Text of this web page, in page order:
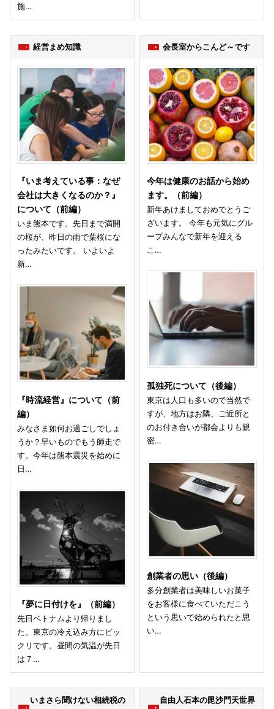
施…
経営まめ知識
『いま考えている事：なぜ
会社は大きくなるのか？』
について（前編）
いま熊本です。先日まで満開
の桜が、昨日の雨で葉桜にな
ったみたいです。 いよいよ
新…
『時流経営』について（前
編）
みなさま如何お過ごしでしょ
うか？早いものでもう師走で
す。今年は熊本震災を始めに
日…
『夢に日付けを』（前編）
先日ベトナムより帰りまし
た。東京の冷え込み方にビッ
クリです。昼間の気温が先日
は７…
会長室からこんど～です
今年は健康のお話から始め
ます。（前編）
新年あけましておめでとうご
ざいます。 今年も元気にグル
ープみんなで新年を迎える
こ…
孤独死について（後編）
東京は人口も多いので当然で
すが、地方はお隣、ご近所と
のお付き合いが都会よりも親
密…
創業者の思い（後編）
多分創業者は美味しいお菓子
をお客様に食べていただこう
という思いで始められたと思
い…
いまさら聞けない相続税の
自由人石本の毘沙門天世界